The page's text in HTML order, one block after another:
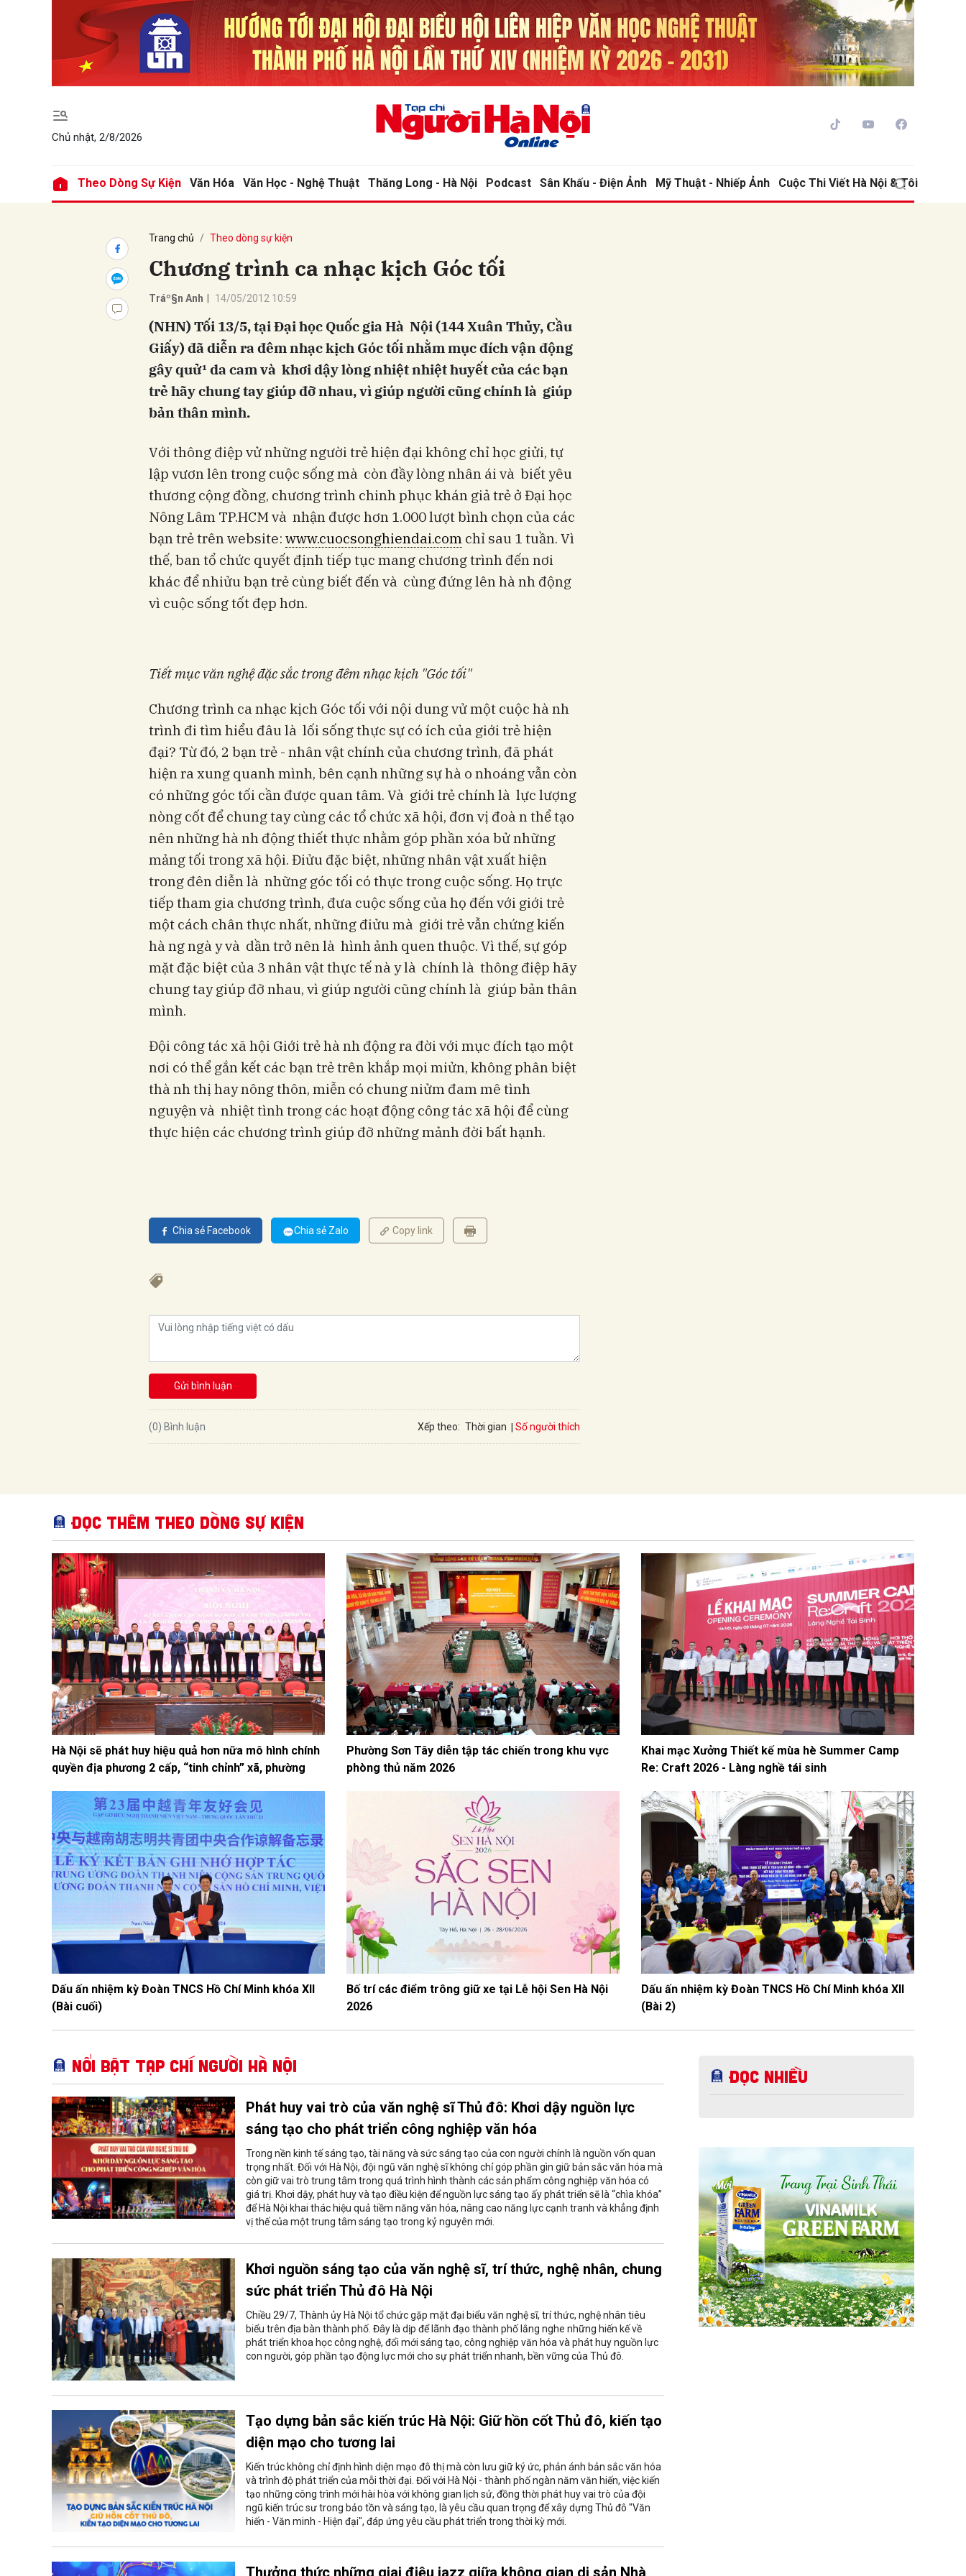
Chủ nhật, 2/8/2026
Theo Dòng Sự Kiện Văn Hóa Văn Học - Nghệ Thuật Thăng Long - Hà Nội Podcast Sân Khấu - Điện Ảnh Mỹ Thuật - Nhiếp Ảnh Cuộc Thi Viết Hà Nội & Tôi
Trang chủ Theo dòng sự kiện
Chương trình ca nhạc kịch Góc tối
Tráº§n Anh 14/05/2012 10:59
(NHN) Tối 13/5, tại Đại học Quốc gia Hà Nội (144 Xuân Thủy, Cầu
Giấy) đã diễn ra đêm nhạc kịch Góc tối nhằm mục đích vận động
gây quử¹ da cam và khơi dậy lòng nhiệt nhiệt huyết của các bạn
trẻ hãy chung tay giúp đỡ nhau, vì giúp người cũng chính là giúp
bản thân mình.
Với thông điệp vử những người trẻ hiện đại không chỉ học giửi, tự
lập vươn lên trong cuộc sống mà còn đầy lòng nhân ái và biết yêu
thương cộng đồng, chương trình chinh phục khán giả trẻ ở Đại học
Nông Lâm TP.HCM và nhận được hơn 1.000 lượt bình chọn của các
bạn trẻ trên website: www.cuocsonghiendai.com chỉ sau 1 tuần. Vì
thế, ban tổ chức quyết định tiếp tục mang chương trình đến nơi
khác để nhiửu bạn trẻ cùng biết đến và cùng đứng lên hà nh động
vì cuộc sống tốt đẹp hơn.
Tiết mục văn nghệ đặc sắc trong đêm nhạc kịch "Góc tối"
Chương trình ca nhạc kịch Góc tối với nội dung vử một cuộc hà nh
trình đi tìm hiểu đâu là lối sống thực sự có ích của giới trẻ hiện
đại? Từ đó, 2 bạn trẻ - nhân vật chính của chương trình, đã phát
hiện ra xung quanh mình, bên cạnh những sự hà o nhoáng vẫn còn
có những góc tối cần được quan tâm. Và giới trẻ chính là lực lượng
nòng cốt để chung tay cùng các tổ chức xã hội, đơn vị đoà n thể tạo
nên những hà nh động thiết thực nhằm góp phần xóa bử những
mảng tối trong xã hội. Điửu đặc biệt, những nhân vật xuất hiện
trong đên diễn là những góc tối có thực trong cuộc sống. Họ trực
tiếp tham gia chương trình, đưa cuộc sống của họ đến với giới trẻ
một cách chân thực nhất, những điửu mà giới trẻ vẫn chứng kiến
hà ng ngà y và dần trở nên là hình ảnh quen thuộc. Vì thế, sự góp
mặt đặc biệt của 3 nhân vật thực tế nà y là chính là thông điệp hãy
chung tay giúp đỡ nhau, vì giúp người cũng chính là giúp bản thân
mình.
Đội công tác xã hội Giới trẻ hà nh động ra đời với mục đích tạo một
nơi có thể gắn kết các bạn trẻ trên khắp mọi miửn, không phân biệt
thà nh thị hay nông thôn, miễn có chung niửm đam mê tình
nguyện và nhiệt tình trong các hoạt động công tác xã hội để cùng
thực hiện các chương trình giúp đỡ những mảnh đời bất hạnh.
Chia sẻ Facebook Chia sẻ Zalo Copy link
Gửi bình luận
(0) Bình luận Xếp theo: Thời gian Số người thích
Đọc thêm Theo dòng sự kiện
Hà Nội sẽ phát huy hiệu quả hơn nữa mô hình chính
quyền địa phương 2 cấp, “tinh chỉnh” xã, phường
Phường Sơn Tây diễn tập tác chiến trong khu vực
phòng thủ năm 2026
Khai mạc Xưởng Thiết kế mùa hè Summer Camp
Re: Craft 2026 - Làng nghề tái sinh
Dấu ấn nhiệm kỳ Đoàn TNCS Hồ Chí Minh khóa XII
(Bài cuối)
Bố trí các điểm trông giữ xe tại Lễ hội Sen Hà Nội
2026
Dấu ấn nhiệm kỳ Đoàn TNCS Hồ Chí Minh khóa XII
(Bài 2)
Nổi bật Tạp chí Người Hà Nội
Phát huy vai trò của văn nghệ sĩ Thủ đô: Khơi dậy nguồn lực
sáng tạo cho phát triển công nghiệp văn hóa
Trong nền kinh tế sáng tạo, tài năng và sức sáng tạo của con người chính là nguồn vốn quan
trọng nhất. Đối với Hà Nội, đội ngũ văn nghệ sĩ không chỉ góp phần gìn giữ bản sắc văn hóa mà
còn giữ vai trò trung tâm trong quá trình hình thành các sản phẩm công nghiệp văn hóa có
giá trị. Khơi dậy, phát huy và tạo điều kiện để nguồn lực sáng tạo ấy phát triển sẽ là “chìa khóa”
để Hà Nội khai thác hiệu quả tiềm năng văn hóa, nâng cao năng lực cạnh tranh và khẳng định
vị thế của một trung tâm sáng tạo trong kỷ nguyên mới.
Khơi nguồn sáng tạo của văn nghệ sĩ, trí thức, nghệ nhân, chung
sức phát triển Thủ đô Hà Nội
Chiều 29/7, Thành ủy Hà Nội tổ chức gặp mặt đại biểu văn nghệ sĩ, trí thức, nghệ nhân tiêu
biểu trên địa bàn thành phố. Đây là dịp để lãnh đạo thành phố lắng nghe những hiến kế về
phát triển khoa học công nghệ, đổi mới sáng tạo, công nghiệp văn hóa và phát huy nguồn lực
con người, góp phần tạo động lực mới cho sự phát triển nhanh, bền vững của Thủ đô.
Tạo dựng bản sắc kiến trúc Hà Nội: Giữ hồn cốt Thủ đô, kiến tạo
diện mạo cho tương lai
Kiến trúc không chỉ định hình diện mạo đô thị mà còn lưu giữ ký ức, phản ánh bản sắc văn hóa
và trình độ phát triển của mỗi thời đại. Đối với Hà Nội - thành phố ngàn năm văn hiến, việc kiến
tạo những công trình mới hài hòa với không gian lịch sử, đồng thời phát huy vai trò của đội
ngũ kiến trúc sư trong bảo tồn và sáng tạo, là yêu cầu quan trọng để xây dựng Thủ đô "Văn
hiến - Văn minh - Hiện đại", đáp ứng yêu cầu phát triển trong thời kỳ mới.
Thưởng thức những giai điệu jazz giữa không gian di sản Nhà
Đọc nhiều
Gửi bình luận